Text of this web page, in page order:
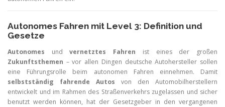
Autonomes Fahren mit Level 3: Definition und
Gesetze
Autonomes undvernetztes Fahren ist eines der großen
Zukunftsthemen – vor allen Dingen deutsche Autohersteller sollen
eine Führungsrolle beim autonomen Fahren einnehmen. Damit
selbstständig fahrende Autos von den Automobilherstellern
entwickelt und im Rahmen des Straßenverkehrs zugelassen und sicher
benutzt werden können, hat der Gesetzgeber in den vergangenen